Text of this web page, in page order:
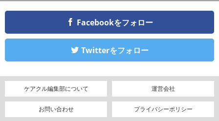
Facebookをフォロー
Twitterをフォロー
ケアクル編集部について 運営会社
お問い合わせ プライバシーポリシー